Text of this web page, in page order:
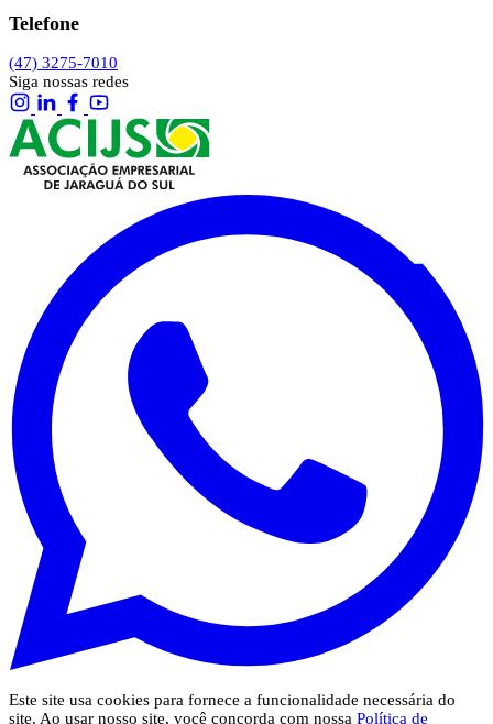
Telefone
(47) 3275-7010
Siga nossas redes
Este site usa cookies para fornece a funcionalidade necessária do
site. Ao usar nosso site, você concorda com nossa Política de